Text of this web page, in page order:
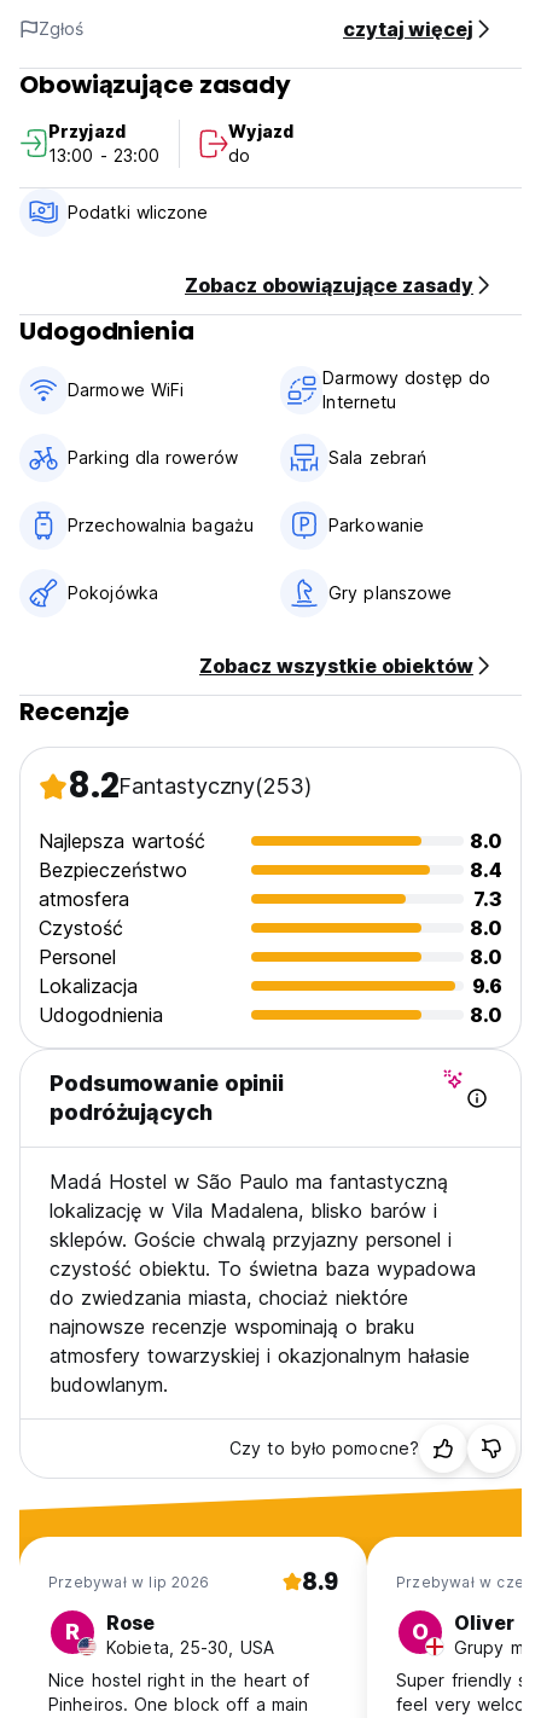
werandzie.
Urocza kamienica w samym środku zgiełku Vila Madalena,
ale w cichej małej uliczce, zamkniętej dla samochodów w
nocy, między ulicami Aspicuelta i Wisard. 5 przecznic od
Zatrzymując się tutaj, będziesz 15 kroków od ballady. To
nie jest sposób na rozmowę, to prawda!
Hostel zapewnia gościom to, co najlepsze z obu światów:
niesamowitą lokalizację i spokój, jaki może zapewnić ulica z
bagaż i korzystać ze wspólnej części obiektu, gdy pokój
Zgłoś czytaj więcej
Obowiązujące zasady
Przyjazd
13:00 - 23:00
Wyjazd
do
Podatki wliczone
Zobacz obowiązujące zasady
Udogodnienia
Darmowe WiFi
Darmowy dostęp do
Internetu
Parking dla rowerów Sala zebrań
Przechowalnia bagażu Parkowanie
Pokojówka Gry planszowe
Zobacz wszystkie obiektów
Recenzje
8.2Fantastyczny(253)
Najlepsza wartość
8.0
Bezpieczeństwo
8.4
atmosfera
7.3
Czystość
8.0
Personel
8.0
Lokalizacja
9.6
Udogodnienia
8.0
Podsumowanie opinii
podróżujących
Madá Hostel w São Paulo ma fantastyczną
lokalizację w Vila Madalena, blisko barów i
sklepów. Goście chwalą przyjazny personel i
czystość obiektu. To świetna baza wypadowa
do zwiedzania miasta, chociaż niektóre
najnowsze recenzje wspominają o braku
atmosfery towarzyskiej i okazjonalnym hałasie
budowlanym.
Czy to było pomocne?
Przebywał w lip 2026 8.9
R Rose
Kobieta, 25-30, USA
Nice hostel right in the heart of
Pinheiros. One block off a main
Przebywał w cze
O Oliver
Super friendly
feel very